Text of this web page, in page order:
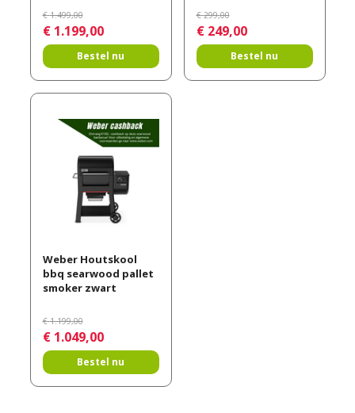
€ 1.499,00
€ 1.199,00
Bestel nu
€ 299,00
€ 249,00
Bestel nu
Weber Houtskool
bbq searwood pallet
smoker zwart
€ 1.199,00
€ 1.049,00
Bestel nu